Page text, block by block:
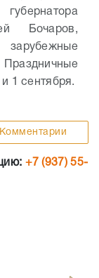
Бочаров,
1 сентября.
Комментарии
+7 (937) 55-